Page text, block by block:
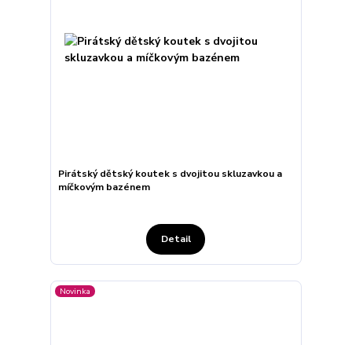
Pirátský dětský koutek s dvojitou skluzavkou a
míčkovým bazénem
Detail
Novinka